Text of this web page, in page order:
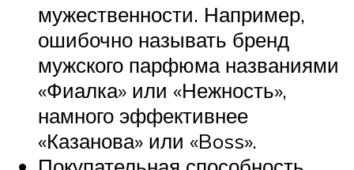
мужественности. Например,
ошибочно называть бренд
мужского парфюма названиями
«Фиалка» или «Нежность»,
намного эффективнее
«Казанова» или «Boss».